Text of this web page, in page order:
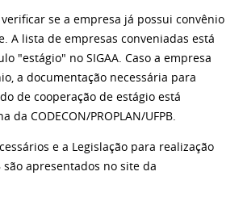
se a empresa já possui convênio
A lista de empresas conveniadas está
"estágio" no SIGAA. Caso a empresa
a documentação necessária para
de cooperação de estágio está
da CODECON/PROPLAN/UFPB.
e a Legislação para realização
são apresentados no site da